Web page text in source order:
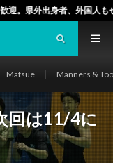
国人もぜひ！（松江市で
Matsue Manners &
回は11/4に